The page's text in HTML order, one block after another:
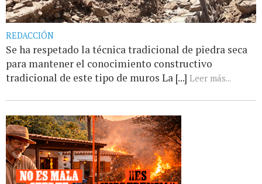
REDACCIÓN
Se ha respetado la técnica tradicional de piedra seca
para mantener el conocimiento constructivo
tradicional de este tipo de muros La [...] Leer más...